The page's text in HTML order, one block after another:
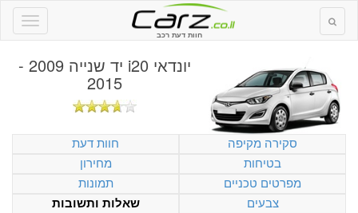
חוות דעת רכב
יונדאי i20 יד שנייה 2009 -
2015
סקירה מקיפה
חוות דעת
בטיחות
מחירון
מפרטים טכניים
תמונות
צבעים
שאלות ותשובות